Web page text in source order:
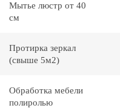
Мытье люстр от 40
см
Протирка зеркал
(свыше 5м2)
Обработка мебели
полиролью